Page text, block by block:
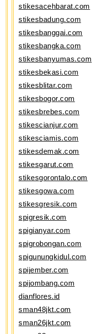
stikesacehbarat.com
stikesbadung.com
stikesbanggai.com
stikesbangka.com
stikesbanyumas.com
stikesbekasi.com
stikesblitar.com
stikesbogor.com
stikesbrebes.com
stikescianjur.com
stikesciamis.com
stikesdemak.com
stikesgarut.com
stikesgorontalo.com
stikesgowa.com
stikesgresik.com
spigresik.com
spigianyar.com
spigrobongan.com
spigunungkidul.com
spijember.com
spijombang.com
dianflores.id
sman48jkt.com
sman26jkt.com